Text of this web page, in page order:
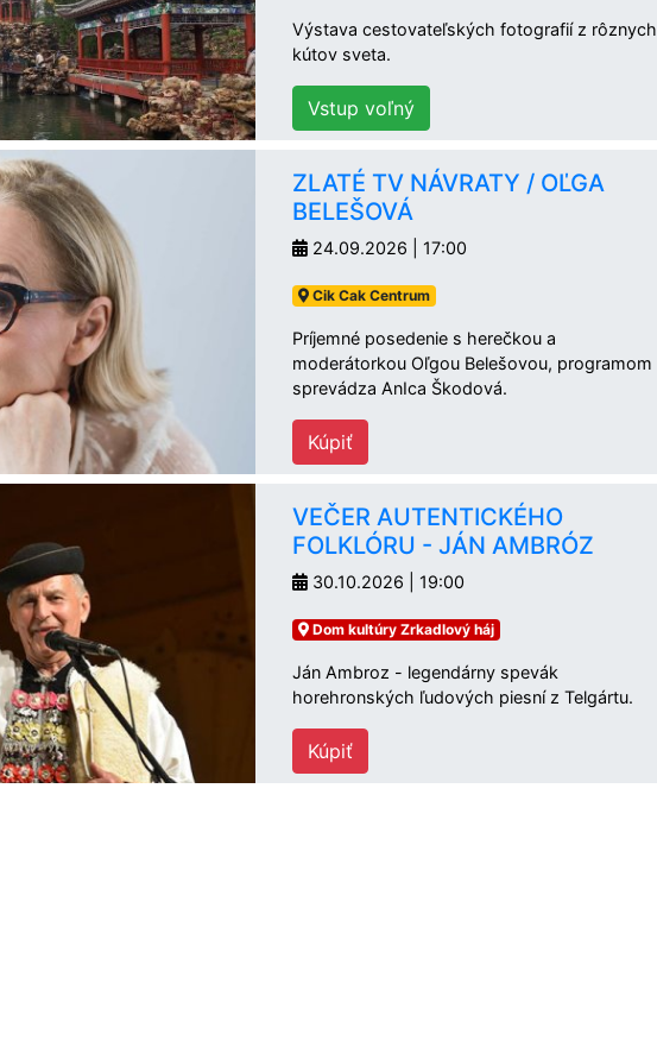
Výstava cestovateľských fotografií z rôznych
kútov sveta.
Vstup voľný
ZLATÉ TV NÁVRATY / OĽGA
BELEŠOVÁ
24.09.2026 | 17:00
Cik Cak Centrum
Príjemné posedenie s herečkou a
moderátorkou Oľgou Belešovou, programom
sprevádza AnIca Škodová.
Kúpiť
VEČER AUTENTICKÉHO
FOLKLÓRU - JÁN AMBRÓZ
30.10.2026 | 19:00
Dom kultúry Zrkadlový háj
Ján Ambroz - legendárny spevák
horehronských ľudových piesní z Telgártu.
Kúpiť